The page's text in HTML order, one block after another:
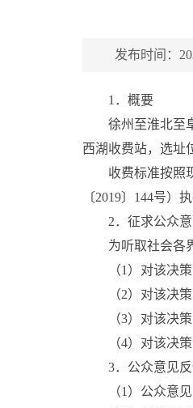
发布时间：
1．概要
徐州至淮北至
西湖收费站，选址
收费标准按照
〔2019〕144号）执
2．征求公众
为听取社会各
（1）对该决
（2）对该决
（3）对该决
（4）对该决
3．公众意见
（1）公众意